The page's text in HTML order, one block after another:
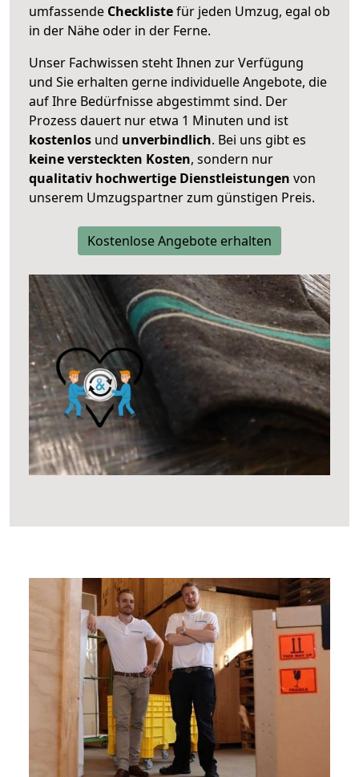
umfassende Checklistefür jeden Umzug, egal ob
in der Nähe oder in der Ferne.
Unser Fachwissen steht Ihnen zur Verfügung
und Sie erhalten gerne individuelle Angebote, die
auf Ihre Bedürfnisse abgestimmt sind. Der
Prozess dauert nur etwa 1 Minuten und ist
kostenlos und unverbindlich. Bei uns gibt es
keine versteckten Kosten, sondern nur
qualitativ hochwertige Dienstleistungen von
unserem Umzugspartner zum günstigen Preis.
Kostenlose Angebote erhalten